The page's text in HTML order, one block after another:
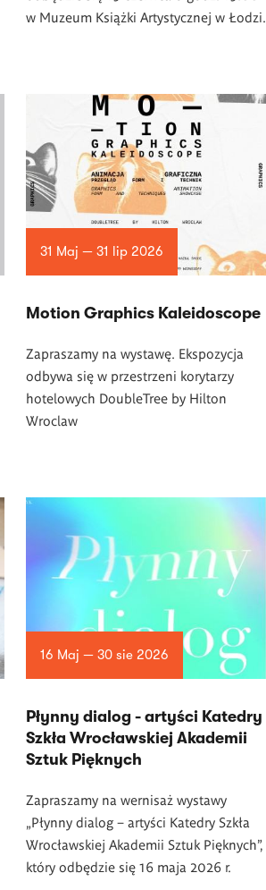
w Muzeum Książki Artystycznej w Łodzi.
31 Maj — 31 lip 2026
Motion Graphics Kaleidoscope
Zapraszamy na wystawę. Ekspozycja
odbywa się w przestrzeni korytarzy
hotelowych DoubleTree by Hilton
Wroclaw
16 Maj — 30 sie 2026
Płynny dialog - artyści Katedry
Szkła Wrocławskiej Akademii
Sztuk Pięknych
Zapraszamy na wernisaż wystawy
„Płynny dialog – artyści Katedry Szkła
Wrocławskiej Akademii Sztuk Pięknych”,
który odbędzie się 16 maja 2026 r.